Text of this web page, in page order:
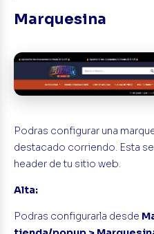
Marquesina
Podras configurar una
destacado corriendo. Esta
header de tu sitio web.
Alta:
Podras configurarla desde